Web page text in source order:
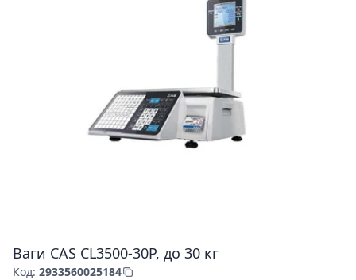
Ваги CAS CL3500-30P, до 30 кг
Код: 2933560025184